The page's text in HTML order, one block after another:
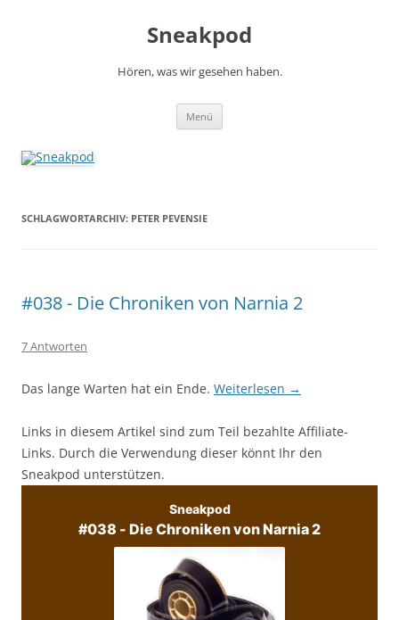
Sneakpod
Hören, was wir gesehen haben.
Menü
SCHLAGWORTARCHIV: PETER PEVENSIE
#038 - Die Chroniken von Narnia 2
7 Antworten
Das lange Warten hat ein Ende. Weiterlesen →
Links in diesem Artikel sind zum Teil bezahlte Affiliate-
Links. Durch die Verwendung dieser könnt Ihr den
Sneakpod unterstützen.